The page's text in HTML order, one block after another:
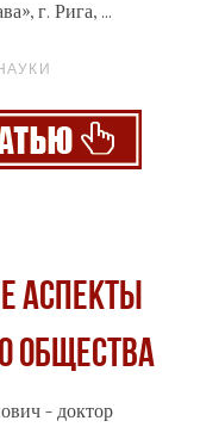
г. Рига, ...
АСПЕКТЫ
ОБЩЕСТВА
- доктор